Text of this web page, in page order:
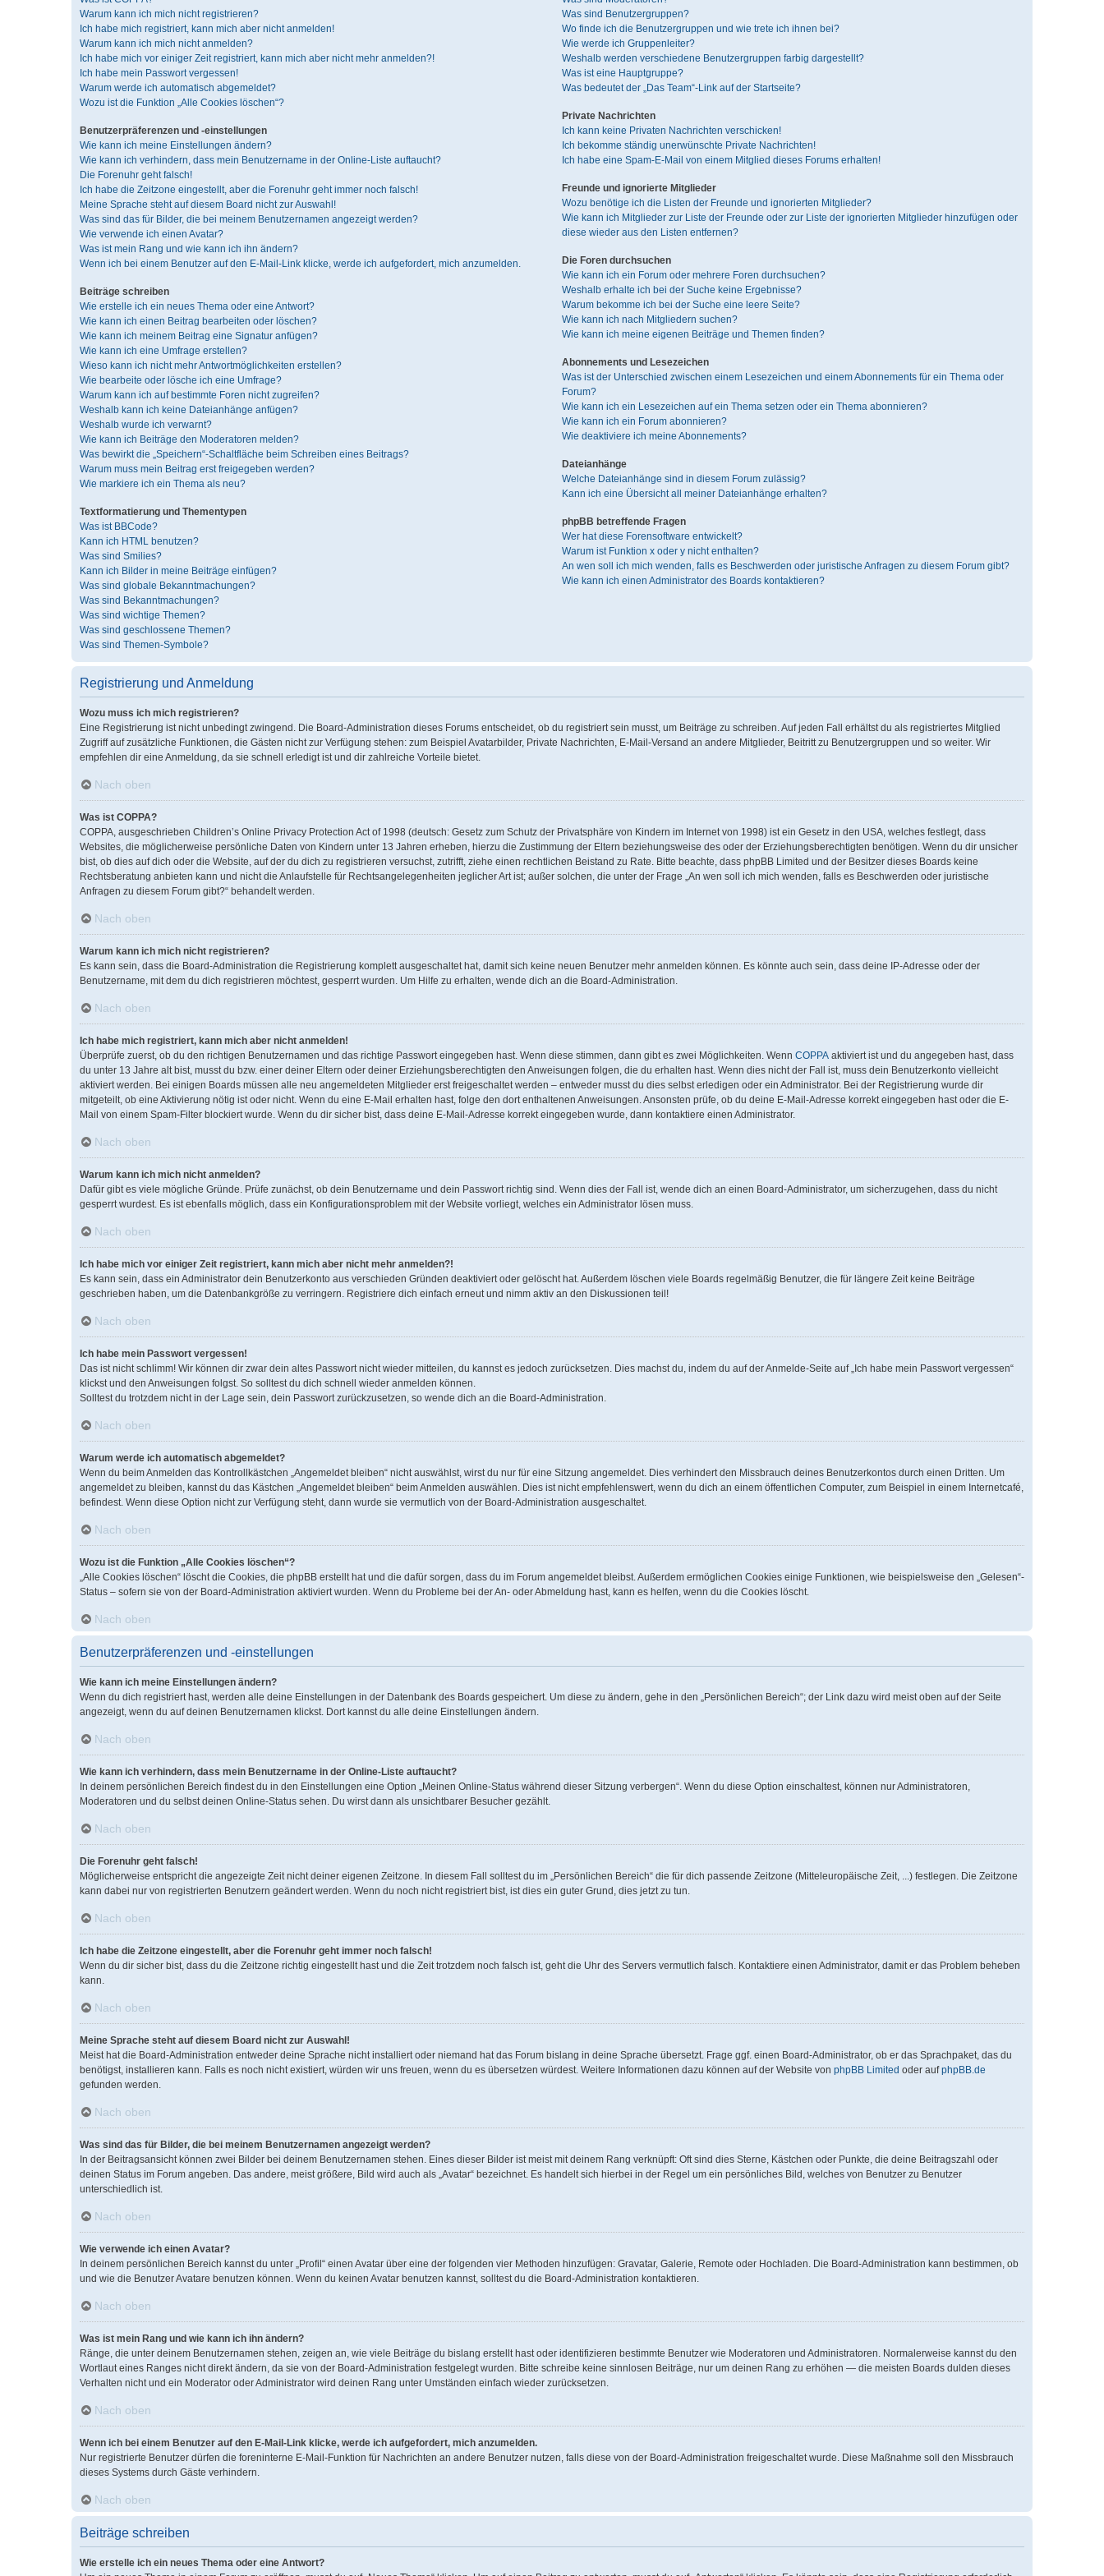
Warum kann ich mich nicht registrieren?
Ich habe mich registriert, kann mich aber nicht anmelden!
Warum kann ich mich nicht anmelden?
Ich habe mich vor einiger Zeit registriert, kann mich aber nicht mehr anmelden?!
Ich habe mein Passwort vergessen!
Warum werde ich automatisch abgemeldet?
Wozu ist die Funktion „Alle Cookies löschen“?
Benutzerpräferenzen und -einstellungen
Wie kann ich meine Einstellungen ändern?
Wie kann ich verhindern, dass mein Benutzername in der Online-Liste auftaucht?
Die Forenuhr geht falsch!
Ich habe die Zeitzone eingestellt, aber die Forenuhr geht immer noch falsch!
Meine Sprache steht auf diesem Board nicht zur Auswahl!
Was sind das für Bilder, die bei meinem Benutzernamen angezeigt werden?
Wie verwende ich einen Avatar?
Was ist mein Rang und wie kann ich ihn ändern?
Wenn ich bei einem Benutzer auf den E-Mail-Link klicke, werde ich aufgefordert, mich anzumelden.
Beiträge schreiben
Wie erstelle ich ein neues Thema oder eine Antwort?
Wie kann ich einen Beitrag bearbeiten oder löschen?
Wie kann ich meinem Beitrag eine Signatur anfügen?
Wie kann ich eine Umfrage erstellen?
Wieso kann ich nicht mehr Antwortmöglichkeiten erstellen?
Wie bearbeite oder lösche ich eine Umfrage?
Warum kann ich auf bestimmte Foren nicht zugreifen?
Weshalb kann ich keine Dateianhänge anfügen?
Weshalb wurde ich verwarnt?
Wie kann ich Beiträge den Moderatoren melden?
Was bewirkt die „Speichern“-Schaltfläche beim Schreiben eines Beitrags?
Warum muss mein Beitrag erst freigegeben werden?
Wie markiere ich ein Thema als neu?
Textformatierung und Thementypen
Was ist BBCode?
Kann ich HTML benutzen?
Was sind Smilies?
Kann ich Bilder in meine Beiträge einfügen?
Was sind globale Bekanntmachungen?
Was sind Bekanntmachungen?
Was sind wichtige Themen?
Was sind geschlossene Themen?
Was sind Themen-Symbole?
Was sind Benutzergruppen?
Wo finde ich die Benutzergruppen und wie trete ich ihnen bei?
Wie werde ich Gruppenleiter?
Weshalb werden verschiedene Benutzergruppen farbig dargestellt?
Was ist eine Hauptgruppe?
Was bedeutet der „Das Team“-Link auf der Startseite?
Private Nachrichten
Ich kann keine Privaten Nachrichten verschicken!
Ich bekomme ständig unerwünschte Private Nachrichten!
Ich habe eine Spam-E-Mail von einem Mitglied dieses Forums erhalten!
Freunde und ignorierte Mitglieder
Wozu benötige ich die Listen der Freunde und ignorierten Mitglieder?
Wie kann ich Mitglieder zur Liste der Freunde oder zur Liste der ignorierten Mitglieder hinzufügen oder
diese wieder aus den Listen entfernen?
Die Foren durchsuchen
Wie kann ich ein Forum oder mehrere Foren durchsuchen?
Weshalb erhalte ich bei der Suche keine Ergebnisse?
Warum bekomme ich bei der Suche eine leere Seite?
Wie kann ich nach Mitgliedern suchen?
Wie kann ich meine eigenen Beiträge und Themen finden?
Abonnements und Lesezeichen
Was ist der Unterschied zwischen einem Lesezeichen und einem Abonnements für ein Thema oder
Forum?
Wie kann ich ein Lesezeichen auf ein Thema setzen oder ein Thema abonnieren?
Wie kann ich ein Forum abonnieren?
Wie deaktiviere ich meine Abonnements?
Dateianhänge
Welche Dateianhänge sind in diesem Forum zulässig?
Kann ich eine Übersicht all meiner Dateianhänge erhalten?
phpBB betreffende Fragen
Wer hat diese Forensoftware entwickelt?
Warum ist Funktion x oder y nicht enthalten?
An wen soll ich mich wenden, falls es Beschwerden oder juristische Anfragen zu diesem Forum gibt?
Wie kann ich einen Administrator des Boards kontaktieren?
Registrierung und Anmeldung
Wozu muss ich mich registrieren?
Eine Registrierung ist nicht unbedingt zwingend. Die Board-Administration dieses Forums entscheidet, ob du registriert sein musst, um Beiträge zu schreiben. Auf jeden Fall erhältst du als registriertes Mitglied
Zugriff auf zusätzliche Funktionen, die Gästen nicht zur Verfügung stehen: zum Beispiel Avatarbilder, Private Nachrichten, E-Mail-Versand an andere Mitglieder, Beitritt zu Benutzergruppen und so weiter. Wir
empfehlen dir eine Anmeldung, da sie schnell erledigt ist und dir zahlreiche Vorteile bietet.
Nach oben
Was ist COPPA?
COPPA, ausgeschrieben Children’s Online Privacy Protection Act of 1998 (deutsch: Gesetz zum Schutz der Privatsphäre von Kindern im Internet von 1998) ist ein Gesetz in den USA, welches festlegt, dass
Websites, die möglicherweise persönliche Daten von Kindern unter 13 Jahren erheben, hierzu die Zustimmung der Eltern beziehungsweise des oder der Erziehungsberechtigten benötigen. Wenn du dir unsicher
bist, ob dies auf dich oder die Website, auf der du dich zu registrieren versuchst, zutrifft, ziehe einen rechtlichen Beistand zu Rate. Bitte beachte, dass phpBB Limited und der Besitzer dieses Boards keine
Rechtsberatung anbieten kann und nicht die Anlaufstelle für Rechtsangelegenheiten jeglicher Art ist; außer solchen, die unter der Frage „An wen soll ich mich wenden, falls es Beschwerden oder juristische
Anfragen zu diesem Forum gibt?“ behandelt werden.
Nach oben
Warum kann ich mich nicht registrieren?
Es kann sein, dass die Board-Administration die Registrierung komplett ausgeschaltet hat, damit sich keine neuen Benutzer mehr anmelden können. Es könnte auch sein, dass deine IP-Adresse oder der
Benutzername, mit dem du dich registrieren möchtest, gesperrt wurden. Um Hilfe zu erhalten, wende dich an die Board-Administration.
Nach oben
Ich habe mich registriert, kann mich aber nicht anmelden!
Überprüfe zuerst, ob du den richtigen Benutzernamen und das richtige Passwort eingegeben hast. Wenn diese stimmen, dann gibt es zwei Möglichkeiten. Wenn COPPA aktiviert ist und du angegeben hast, dass
du unter 13 Jahre alt bist, musst du bzw. einer deiner Eltern oder deiner Erziehungsberechtigten den Anweisungen folgen, die du erhalten hast. Wenn dies nicht der Fall ist, muss dein Benutzerkonto vielleicht
aktiviert werden. Bei einigen Boards müssen alle neu angemeldeten Mitglieder erst freigeschaltet werden – entweder musst du dies selbst erledigen oder ein Administrator. Bei der Registrierung wurde dir
mitgeteilt, ob eine Aktivierung nötig ist oder nicht. Wenn du eine E-Mail erhalten hast, folge den dort enthaltenen Anweisungen. Ansonsten prüfe, ob du deine E-Mail-Adresse korrekt eingegeben hast oder die E-
Mail von einem Spam-Filter blockiert wurde. Wenn du dir sicher bist, dass deine E-Mail-Adresse korrekt eingegeben wurde, dann kontaktiere einen Administrator.
Nach oben
Warum kann ich mich nicht anmelden?
Dafür gibt es viele mögliche Gründe. Prüfe zunächst, ob dein Benutzername und dein Passwort richtig sind. Wenn dies der Fall ist, wende dich an einen Board-Administrator, um sicherzugehen, dass du nicht
gesperrt wurdest. Es ist ebenfalls möglich, dass ein Konfigurationsproblem mit der Website vorliegt, welches ein Administrator lösen muss.
Nach oben
Ich habe mich vor einiger Zeit registriert, kann mich aber nicht mehr anmelden?!
Es kann sein, dass ein Administrator dein Benutzerkonto aus verschieden Gründen deaktiviert oder gelöscht hat. Außerdem löschen viele Boards regelmäßig Benutzer, die für längere Zeit keine Beiträge
geschrieben haben, um die Datenbankgröße zu verringern. Registriere dich einfach erneut und nimm aktiv an den Diskussionen teil!
Nach oben
Ich habe mein Passwort vergessen!
Das ist nicht schlimm! Wir können dir zwar dein altes Passwort nicht wieder mitteilen, du kannst es jedoch zurücksetzen. Dies machst du, indem du auf der Anmelde-Seite auf „Ich habe mein Passwort vergessen“
klickst und den Anweisungen folgst. So solltest du dich schnell wieder anmelden können.
Solltest du trotzdem nicht in der Lage sein, dein Passwort zurückzusetzen, so wende dich an die Board-Administration.
Nach oben
Warum werde ich automatisch abgemeldet?
Wenn du beim Anmelden das Kontrollkästchen „Angemeldet bleiben“ nicht auswählst, wirst du nur für eine Sitzung angemeldet. Dies verhindert den Missbrauch deines Benutzerkontos durch einen Dritten. Um
angemeldet zu bleiben, kannst du das Kästchen „Angemeldet bleiben“ beim Anmelden auswählen. Dies ist nicht empfehlenswert, wenn du dich an einem öffentlichen Computer, zum Beispiel in einem Internetcafé,
befindest. Wenn diese Option nicht zur Verfügung steht, dann wurde sie vermutlich von der Board-Administration ausgeschaltet.
Nach oben
Wozu ist die Funktion „Alle Cookies löschen“?
„Alle Cookies löschen“ löscht die Cookies, die phpBB erstellt hat und die dafür sorgen, dass du im Forum angemeldet bleibst. Außerdem ermöglichen Cookies einige Funktionen, wie beispielsweise den „Gelesen“-
Status – sofern sie von der Board-Administration aktiviert wurden. Wenn du Probleme bei der An- oder Abmeldung hast, kann es helfen, wenn du die Cookies löscht.
Nach oben
Benutzerpräferenzen und -einstellungen
Wie kann ich meine Einstellungen ändern?
Wenn du dich registriert hast, werden alle deine Einstellungen in der Datenbank des Boards gespeichert. Um diese zu ändern, gehe in den „Persönlichen Bereich“; der Link dazu wird meist oben auf der Seite
angezeigt, wenn du auf deinen Benutzernamen klickst. Dort kannst du alle deine Einstellungen ändern.
Nach oben
Wie kann ich verhindern, dass mein Benutzername in der Online-Liste auftaucht?
In deinem persönlichen Bereich findest du in den Einstellungen eine Option „Meinen Online-Status während dieser Sitzung verbergen“. Wenn du diese Option einschaltest, können nur Administratoren,
Moderatoren und du selbst deinen Online-Status sehen. Du wirst dann als unsichtbarer Besucher gezählt.
Nach oben
Die Forenuhr geht falsch!
Möglicherweise entspricht die angezeigte Zeit nicht deiner eigenen Zeitzone. In diesem Fall solltest du im „Persönlichen Bereich“ die für dich passende Zeitzone (Mitteleuropäische Zeit, ...) festlegen. Die Zeitzone
kann dabei nur von registrierten Benutzern geändert werden. Wenn du noch nicht registriert bist, ist dies ein guter Grund, dies jetzt zu tun.
Nach oben
Ich habe die Zeitzone eingestellt, aber die Forenuhr geht immer noch falsch!
Wenn du dir sicher bist, dass du die Zeitzone richtig eingestellt hast und die Zeit trotzdem noch falsch ist, geht die Uhr des Servers vermutlich falsch. Kontaktiere einen Administrator, damit er das Problem beheben
kann.
Nach oben
Meine Sprache steht auf diesem Board nicht zur Auswahl!
Meist hat die Board-Administration entweder deine Sprache nicht installiert oder niemand hat das Forum bislang in deine Sprache übersetzt. Frage ggf. einen Board-Administrator, ob er das Sprachpaket, das du
benötigst, installieren kann. Falls es noch nicht existiert, würden wir uns freuen, wenn du es übersetzen würdest. Weitere Informationen dazu können auf der Website von phpBB Limited oder aufphpBB.de
gefunden werden.
Nach oben
Was sind das für Bilder, die bei meinem Benutzernamen angezeigt werden?
In der Beitragsansicht können zwei Bilder bei deinem Benutzernamen stehen. Eines dieser Bilder ist meist mit deinem Rang verknüpft: Oft sind dies Sterne, Kästchen oder Punkte, die deine Beitragszahl oder
deinen Status im Forum angeben. Das andere, meist größere, Bild wird auch als „Avatar“ bezeichnet. Es handelt sich hierbei in der Regel um ein persönliches Bild, welches von Benutzer zu Benutzer
unterschiedlich ist.
Nach oben
Wie verwende ich einen Avatar?
In deinem persönlichen Bereich kannst du unter „Profil“ einen Avatar über eine der folgenden vier Methoden hinzufügen: Gravatar, Galerie, Remote oder Hochladen. Die Board-Administration kann bestimmen, ob
und wie die Benutzer Avatare benutzen können. Wenn du keinen Avatar benutzen kannst, solltest du die Board-Administration kontaktieren.
Nach oben
Was ist mein Rang und wie kann ich ihn ändern?
Ränge, die unter deinem Benutzernamen stehen, zeigen an, wie viele Beiträge du bislang erstellt hast oder identifizieren bestimmte Benutzer wie Moderatoren und Administratoren. Normalerweise kannst du den
Wortlaut eines Ranges nicht direkt ändern, da sie von der Board-Administration festgelegt wurden. Bitte schreibe keine sinnlosen Beiträge, nur um deinen Rang zu erhöhen — die meisten Boards dulden dieses
Verhalten nicht und ein Moderator oder Administrator wird deinen Rang unter Umständen einfach wieder zurücksetzen.
Nach oben
Wenn ich bei einem Benutzer auf den E-Mail-Link klicke, werde ich aufgefordert, mich anzumelden.
Nur registrierte Benutzer dürfen die foreninterne E-Mail-Funktion für Nachrichten an andere Benutzer nutzen, falls diese von der Board-Administration freigeschaltet wurde. Diese Maßnahme soll den Missbrauch
dieses Systems durch Gäste verhindern.
Nach oben
Beiträge schreiben
Wie erstelle ich ein neues Thema oder eine Antwort?